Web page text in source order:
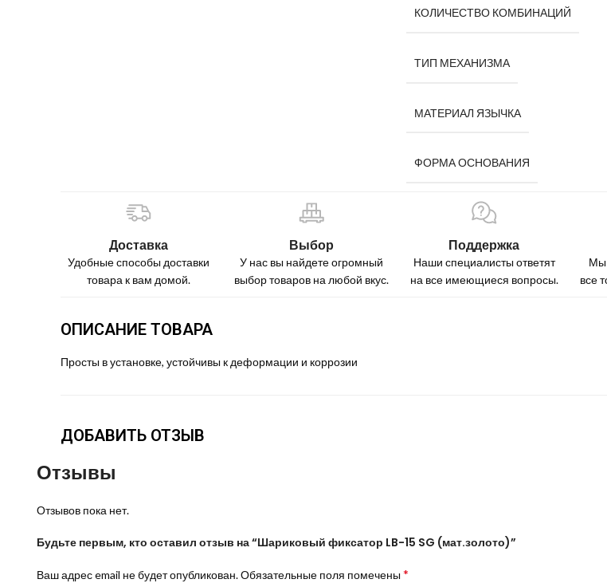
КОЛИЧЕСТВО КОМБИНАЦИЙ
ТИП МЕХАНИЗМА
МАТЕРИАЛ ЯЗЫЧКА
ФОРМА ОСНОВАНИЯ
Доставка
Удобные способы доставки
товара к вам домой.
Выбор
У нас вы найдете огромный
выбор товаров на любой вкус.
Поддержка
Наши специалисты ответят
на все имеющиеся вопросы.
Мы
все
ОПИСАНИЕ ТОВАРА
Просты в установке, устойчивы к деформации и коррозии
ДОБАВИТЬ ОТЗЫВ
Отзывы
Отзывов пока нет.
Будьте первым, кто оставил отзыв на “Шариковый фиксатор LB-15 SG (мат.золото)”
Ваш адрес email не будет опубликован.Обязательные поля помечены *